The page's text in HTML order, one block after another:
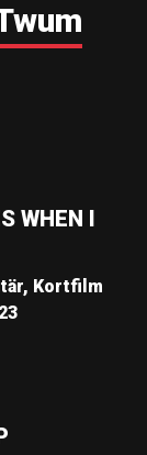
WHEN I
Kortfilm